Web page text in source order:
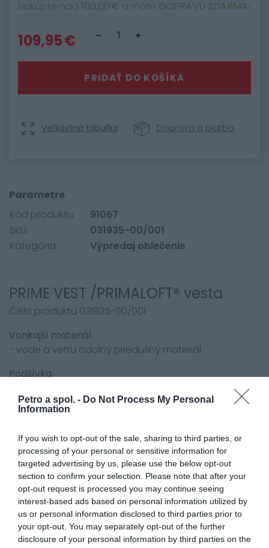
Petro a spol. - Do Not Process My Personal
Information
If you wish to opt-out of the sale, sharing to third parties, or
processing of your personal or sensitive information for
targeted advertising by us, please use the below opt-out
section to confirm your selection. Please note that after your
opt-out request is processed you may continue seeing
interest-based ads based on personal information utilized by
us or personal information disclosed to third parties prior to
your opt-out. You may separately opt-out of the further
disclosure of your personal information by third parties on the
Nakúpte nad 100,00 € a máte DOPRAVU ZDARMA!
109,95 €
PRIDAŤ DO KOŠÍKA
Veľkostná tabuľka Doprava a platba
Parametre
Kód produktu:
91067
SKU:
031935-00/001
Kategória:
Výpredaj oblečenie
PRIME VEST /PRIMALOFT® vesta
Číslo produktu 031935-00/001
Vonkajší materiál
- vode a vetru odolný priedušný materiál
Podšívka
Funkcie
- Held Clip-in Technológia
Farby
- čierna 01
Veľkosti
- S, M, L, XL, XXL, 3XL, 4XL, 5XL
dámske:DS, DM, DL, DXL, DXXL, D3XL, D4XL